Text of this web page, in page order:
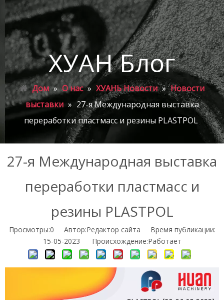
ХУАН Блог
Дом » О нас » ХУАНЬ Новости » Новости
выставки » 27-я Международная выставка
переработки пластмасс и резины PLASTPOL
27-я Международная выставка
переработки пластмасс и
резины PLASTPOL
Просмотры:0 Автор:Pедактор сайта Время публикации:
15-05-2023 Происхождение:Работает